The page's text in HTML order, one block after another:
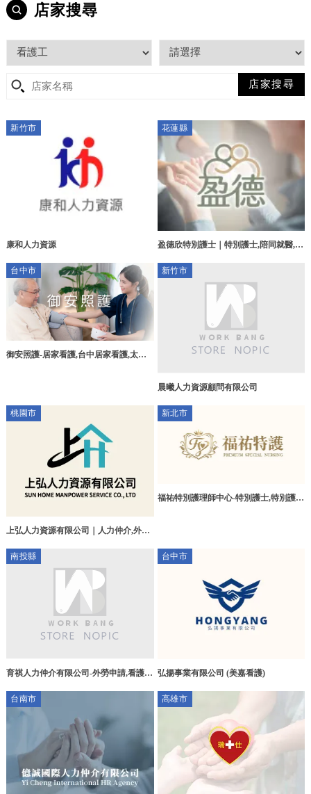
店家搜尋
新竹市
康和人力資源
花蓮縣
盈德欣特別護士｜特別護士,陪同就醫,花
台中市
御安照護-居家看護,台中居家看護,太平
新竹市
晨曦人力資源顧問有限公司
桃園市
上弘人力資源有限公司｜人力仲介,外勞
新北市
福祐特別護理師中心-特別護士,特別護理
南投縣
育祺人力仲介有限公司-外勞申請,看護申
台中市
弘揚事業有限公司 (美嘉看護)
台南市 高雄市